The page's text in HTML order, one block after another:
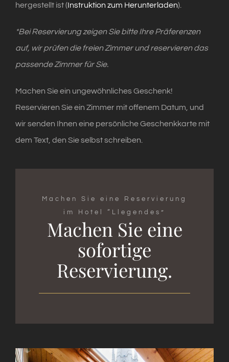
hergestellt ist (Instruktion zum Herunterladen).
*Bei Reservierung zeigen Sie bitte Ihre Präferenzen
auf, wir prüfen die freien Zimmer und reservieren das
passende Zimmer für Sie.
Machen Sie ein ungewöhnliches Geschenk!
Reservieren Sie ein Zimmer mit offenem Datum, und
wir senden Ihnen eine persönliche Geschenkkarte mit
dem Text, den Sie selbst schreiben.
Machen Sie eine Reservierung
im Hotel “Llegendes”
Machen Sie eine
sofortige
Reservierung.